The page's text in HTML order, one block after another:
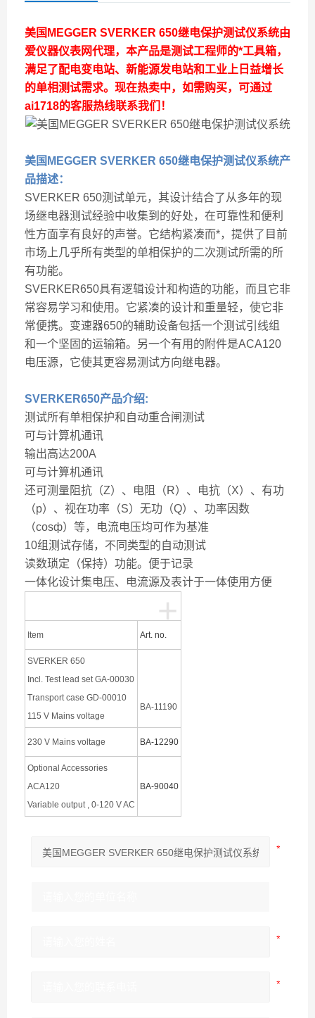
美国MEGGER SVERKER 650继电保护测试仪系统由
爱仪器仪表网代理，本产品是测试工程师的*工具箱，
满足了配电变电站、新能源发电站和工业上日益增长
的单相测试需求。现在热卖中，如需购买，可通过
ai1718的客服热线联系我们！
美国MEGGER SVERKER 650继电保护测试仪系统产
品描述：
SVERKER 650测试单元，其设计结合了从多年的现
场继电器测试经验中收集到的好处，在可靠性和便利
性方面享有良好的声誉。它结构紧凑而*，提供了目前
市场上几乎所有类型的单相保护的二次测试所需的所
有功能。
SVERKER650具有逻辑设计和构造的功能，而且它非
常容易学习和使用。它紧凑的设计和重量轻，使它非
常便携。变速器650的辅助设备包括一个测试引线组
和一个坚固的运输箱。另一个有用的附件是ACA120
电压源，它使其更容易测试方向继电器。
SVERKER650产品介绍:
测试所有单相保护和自动重合闸测试
可与计算机通讯
输出高达200A
可与计算机通讯
还可测量阻抗（Z）、电阻（R）、电抗（X）、有功
（p）、视在功率（S）无功（Q）、功率因数
（cosф）等，电流电压均可作为基准
10组测试存储，不同类型的自动测试
读数琐定（保持）功能。便于记录
一体化设计集电压、电流源及表计于一体使用方便
+
Item Art. no.
SVERKER 650
Incl. Test lead set GA-00030
Transport case GD-00010
115 V Mains voltage
BA-11190
230 V Mains voltage BA-12290
Optional Accessories
ACA120
Variable output , 0-120 V AC
BA-90040